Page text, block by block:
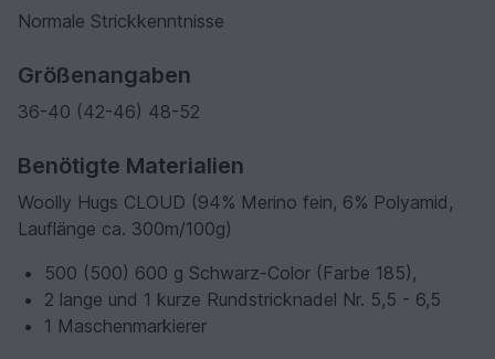
Normale Strickkenntnisse
Größenangaben
36-40 (42-46) 48-52
Benötigte Materialien
Woolly Hugs CLOUD (94% Merino fein, 6% Polyamid,
Lauflänge ca. 300m/100g)
500 (500) 600 g Schwarz-Color (Farbe 185),
2 lange und 1 kurze Rundstricknadel Nr. 5,5 - 6,5
1 Maschenmarkierer